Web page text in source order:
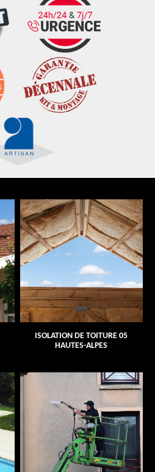
ISOLATION DE TOITURE 05
HAUTES-ALPES